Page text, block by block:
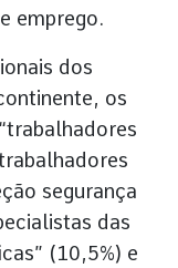
emprego.
dos
os
segurança
das
(10,5%) e